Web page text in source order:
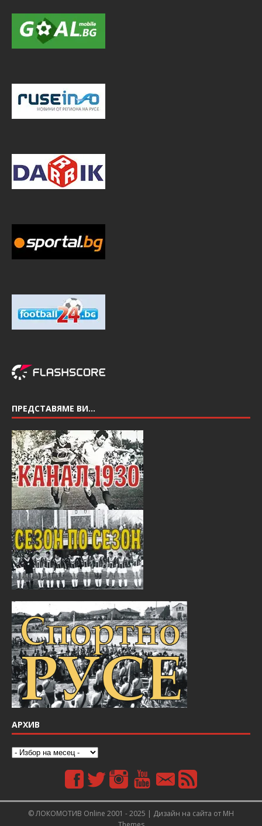
ПРЕДСТАВЯМЕ ВИ…
АРХИВ
© ЛОКОМОТИВ Online 2001 - 2025 | Дизайн на сайта от MH